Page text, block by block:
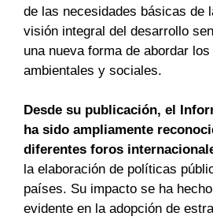
de las necesidades básicas de
visión integral del desarrollo
una nueva forma de abordar
ambientales y sociales.
Desde su publicación, el
ha sido ampliamente
diferentes foros
la elaboración de políticas
países. Su impacto se ha
evidente en la adopción de